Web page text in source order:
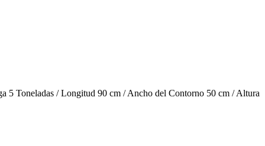
5 Toneladas / Longitud 90 cm / Ancho del Contorno 50 cm / Altura